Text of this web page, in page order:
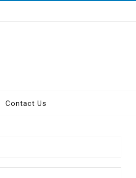
Contact Us